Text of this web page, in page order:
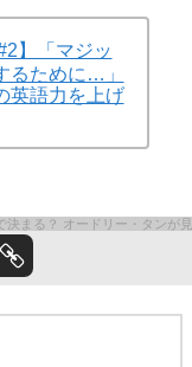
】「マジッ
るために…」
英語力を上げ
決まる？ オードリー・タンが